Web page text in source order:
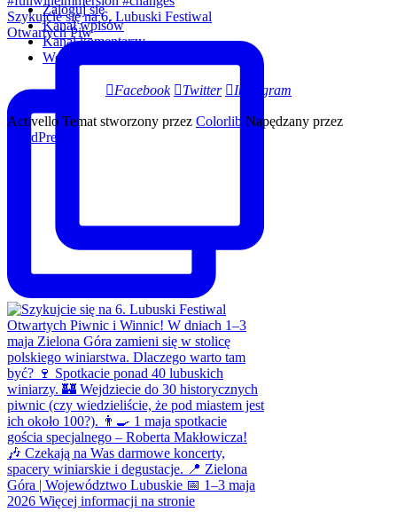
Szykujcie się na 6. Lubuski Festiwal
Otwartych Piw
Zaloguj się
Kanał wpisów
Kanał komentarzy
WordPress.org
Facebook Twitter Instagram
Activello Temat stworzony przez Colorlib Napędzany przez
WordPress